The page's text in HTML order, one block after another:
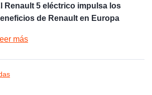
Renault 5 eléctrico impulsa los
de Renault en Europa
más